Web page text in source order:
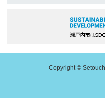
Copyright ©